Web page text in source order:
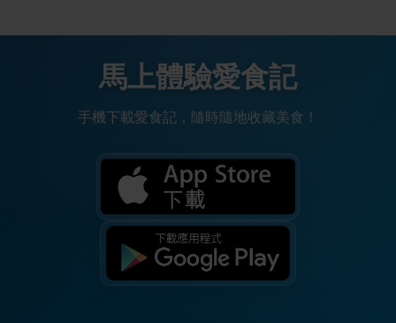
馬上體驗愛食記
手機下載愛食記，隨時隨地收藏美食！